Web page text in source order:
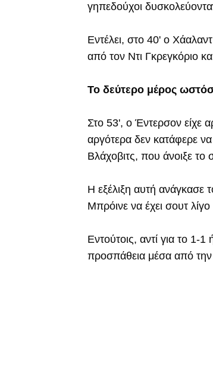
γηπεδούχοι
Εντέλει, στο 40' ο
από τον Ντι Γκρεγκόριο
Το δεύτερο μέρος
Στο 53', ο Έντερσον είχε
αργότερα δεν κατάφερε
Βλάχοβιτς, που άνοιξε το
Η εξέλιξη αυτή ανάγκασε
Μπρόινε να έχει σουτ
Εντούτοις, αντί για το 1-
προσπάθεια μέσα από την